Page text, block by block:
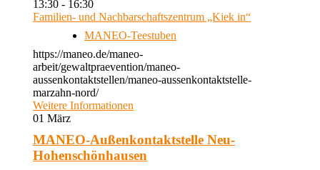
13:30 - 16:30
Familien- und Nachbarschaftszentrum „Kiek in“
MANEO-Teestuben
https://maneo.de/maneo-
arbeit/gewaltpraevention/maneo-
aussenkontaktstellen/maneo-aussenkontaktstelle-
marzahn-nord/
Weitere Informationen
01 März
MANEO-Außenkontaktstelle Neu-
Hohenschönhausen